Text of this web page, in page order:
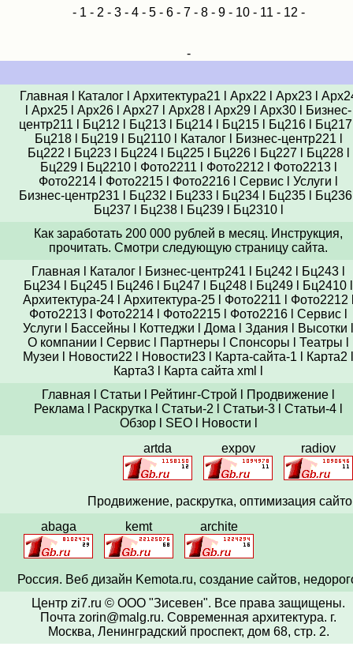
- 1 - 2 - 3- 4- 5- 6- 7- 8- 9- 10- 11 - 12 -
-
Главная Каталогl Архитектура21 Арх22 Арх23l
Арх25 Арх26 Арх27 Арх28 Арх29 Арх30
Бизнес-
центр211
Бц212 Бц213l Бц214l Бц215l Бц216l Бц217
Бц218l Бц219l Бц2110l Каталогl Бизнес-центр221
Бц222
Бц223l Бц224l Бц225l Бц226l Бц227 Бц228l
Бц229l Бц2210l Фото2211 Фото2212 Фото2213l
Фото2214
Фото2215 Фото2216 Сервис Услуги
Бизнес-центр231
Бц232 Бц233l Бц234l Бц235l Бц236
Бц237
Бц238l Бц239l Бц2310l
Как заработать 200 000 рублей в месяц. Инструкция,
прочитать. Смотри следующую страницу сайта.
Главная
Каталог Бизнес-центр241 Бц242 Бц243
Бц234
Бц245 Бц246 Бц247 Бц248 Бц249 Бц2410
Архитектура-24l Архитектура-25l Фото2211 Фото2212
Фото2213
Фото2214 Фото2215 Фото2216 Сервис
Услуги
Бассейны Коттеджи Дома Здания Высотки
О компании
Сервис Партнеры Спонсоры Театры
Музеи
Новости22 Новости23 Карта-сайта-1 Карта2
Карта3
Карта сайта xml
Главная
Статьи Рейтинг-Строй Продвижение
Реклама
Раскрутка Статьи-2 Статьи-3 Статьи-4
Обзорl SEOl Новости
artda
expov radiov
Продвижение, раскрутка, оптимизация
abaga
kemt archite
Россия. Веб дизайн Kemota.ru, создание сайтов,
Центр zi7.ru © ООО "Зисевен". Все права защищены.
Почта zorin@malg.ru. Современная архитектура. г.
Москва, Ленинградский проспект, дом 68, стр. 2.